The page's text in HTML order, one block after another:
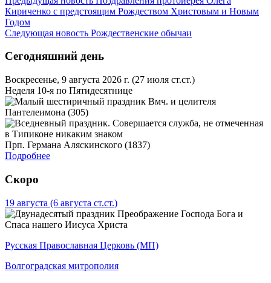
Кириченко с предстоящим Рождеством Христовым и Новым
Годом
Следующая новость Рождественские обычаи
Сегодняшний день
Воскресенье, 9 августа 2026 г. (27 июля ст.ст.)
Неделя 10-я по Пятидесятнице
Вмч. и целителя
Пантелеимона (305)
Прп. Германа Аляскинского (1837)
Подробнее
Скоро
19 августа (6 августа ст.ст.)
Преображение Господа Бога и
Спаса нашего Иисуса Христа
Русская Православная Церковь (МП)
Волгоградская митрополия